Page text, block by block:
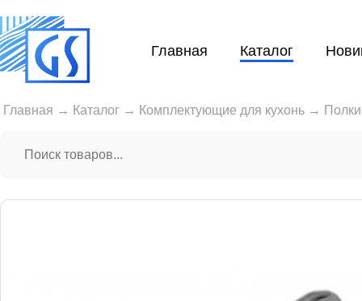
Главная Каталог
Главная → Каталог → Комплектующие для кухонь →